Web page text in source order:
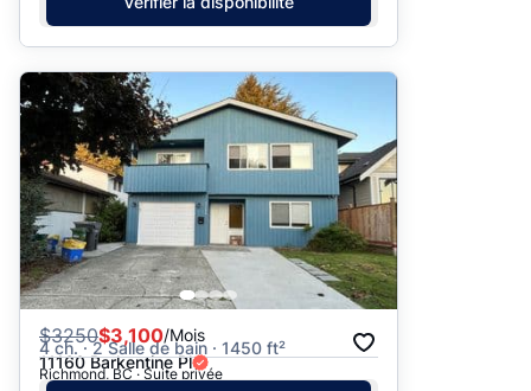
$3250$3,100/Mois
4 ch. · 2 Salle de bain · 1450 ft²
11160 Barkentine Pl
Richmond, BC · Suite privée